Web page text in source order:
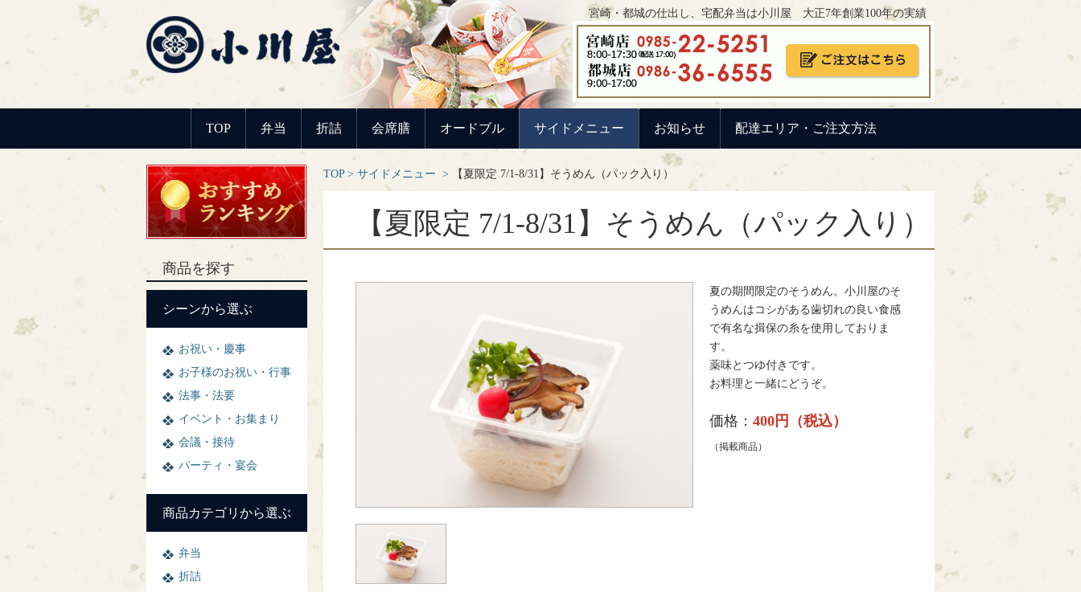
宮崎・都城の仕出し、宅配弁当は小川屋 大正7年創業100年の実績
TOP 弁当 折詰 会席膳 オードブル サイドメニュー お知らせ 配達エリア・ご注文方法
TOP サイドメニュー 【夏限定 7/1-8/31】そうめん（パック入り）
【夏限定 7/1-8/31】そうめん（パック入り）
夏の期間限定のそうめん。小川屋のそ
うめんはコシがある歯切れの良い食感
で有名な揖保の糸を使用しておりま
す。
薬味とつゆ付きです。
お料理と一緒にどうぞ。
価格： 400円（税込）
（掲載商品）
商品を探す
シーンから選ぶ
お祝い・慶事
お子様のお祝い・行事
法事・法要
イベント・お集まり
会議・接待
パーティ・宴会
商品カテゴリから選ぶ
弁当
折詰